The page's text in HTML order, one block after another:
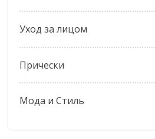
Уход за лицом
Прически
Мода и Стиль